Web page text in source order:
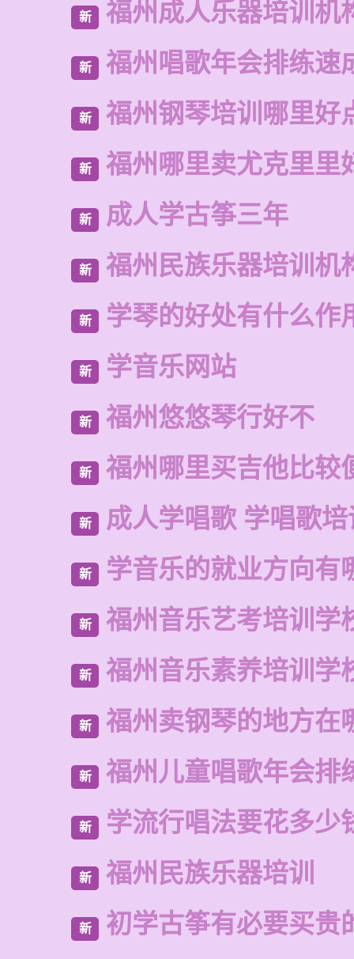
新 福州成人乐器培训机
新 福州唱歌年会排练速
新 福州钢琴培训哪里好
新 福州哪里卖尤克里里
新 成人学古筝三年
新 福州民族乐器培训机
新 学琴的好处有什么作
新 学音乐网站
新 福州悠悠琴行好不
新 福州哪里买吉他比较
新 成人学唱歌 学唱歌
新 学音乐的就业方向有
新 福州音乐艺考培训学
新 福州音乐素养培训学
新 福州卖钢琴的地方在
新 福州儿童唱歌年会排
新 学流行唱法要花多少
新 福州民族乐器培训
新 初学古筝有必要买贵